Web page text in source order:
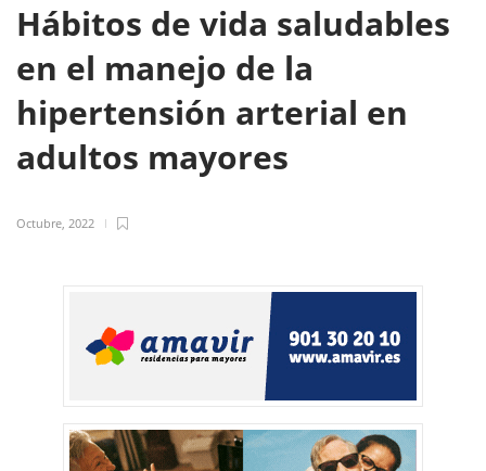
Hábitos de vida saludables
en el manejo de la
hipertensión arterial en
adultos mayores
Octubre, 2022